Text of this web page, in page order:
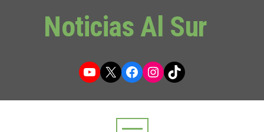
Noticias Al Sur
YouTube
X Facebook
Instagram
TikTok